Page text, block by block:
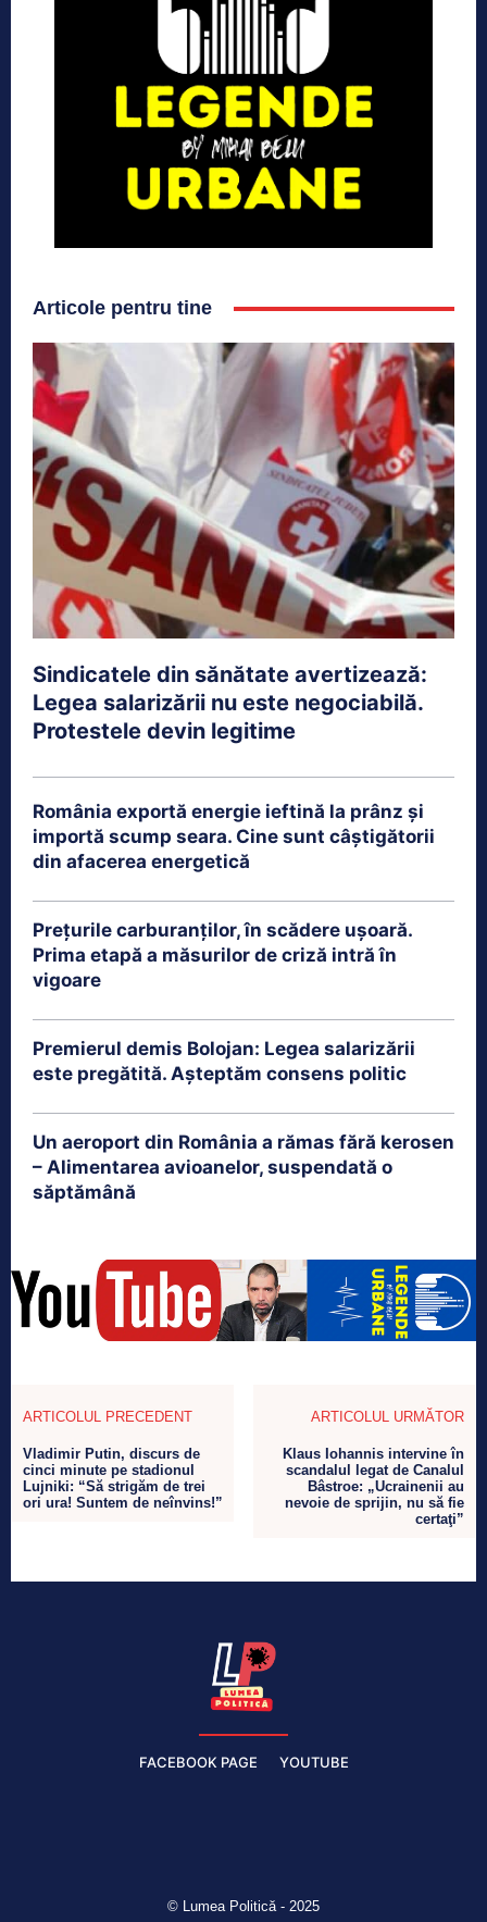
Articole pentru tine
Sindicatele din sănătate avertizează:
Legea salarizării nu este negociabilă.
Protestele devin legitime
România exportă energie ieftină la prânz și
importă scump seara. Cine sunt câștigătorii
din afacerea energetică
Prețurile carburanților, în scădere ușoară.
Prima etapă a măsurilor de criză intră în
vigoare
Premierul demis Bolojan: Legea salarizării
este pregătită. Așteptăm consens politic
Un aeroport din România a rămas fără kerosen
– Alimentarea avioanelor, suspendată o
săptămână
ARTICOLUL PRECEDENT
Vladimir Putin, discurs de
cinci minute pe stadionul
Lujniki: “Să strigăm de trei
ori ura! Suntem de neînvins!”
ARTICOLUL URMĂTOR
Klaus Iohannis intervine în
scandalul legat de Canalul
Bâstroe: „Ucrainenii au
nevoie de sprijin, nu să fie
certaţi”
FACEBOOK PAGE YOUTUBE
© Lumea Politică - 2025